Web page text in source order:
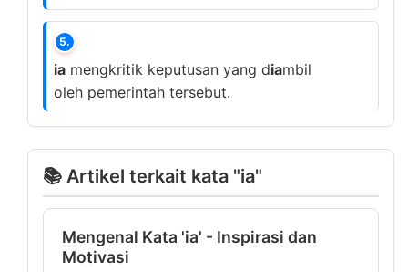
5.
ia mengkritik keputusan yang diambil
oleh pemerintah tersebut.
📚 Artikel terkait kata "ia"
Mengenal Kata 'ia' - Inspirasi dan
Motivasi